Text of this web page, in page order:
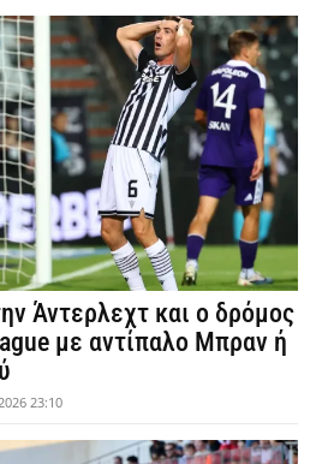
Άντερλεχτ και ο δρόμος
με αντίπαλο Μπραν ή
23:10